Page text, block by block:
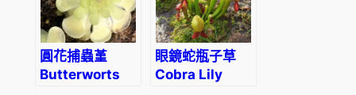
圓花捕蟲堇
Butterworts
眼鏡蛇瓶子草
Cobra Lily